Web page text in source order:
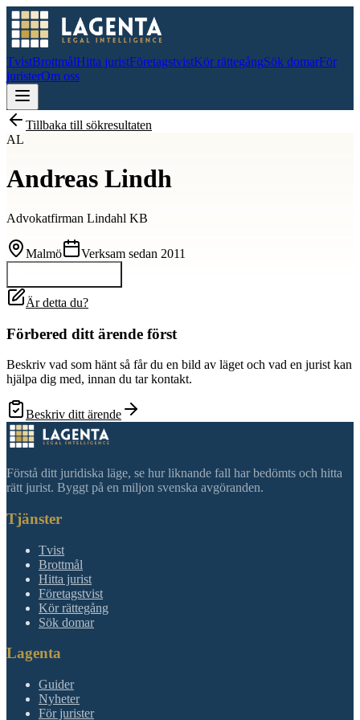
TvistBrottmålHitta juristFöretagstvistKör rättegångSök domarFör
juristerOm oss
Tillbaka till sökresultaten
AL
Andreas Lindh
Advokatfirman Lindahl KB
Malmö Verksam sedan 2011
Är detta du?
Förbered ditt ärende först
Beskriv vad som hänt så får du en bild av läget och vad en jurist kan
hjälpa dig med, innan du tar kontakt.
Beskriv ditt ärende
Förstå ditt juridiska läge, se hur liknande fall har bedömts och hitta
rätt jurist. Byggt på en miljon svenska avgöranden.
Tjänster
Tvist
Brottmål
Hitta jurist
Företagstvist
Kör rättegång
Sök domar
Lagenta
Guider
Nyheter
För jurister